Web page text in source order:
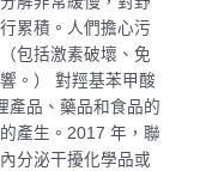
累積。人們擔心污
包括激素破壞、免
。） 對羥基苯甲酸
產品、藥品和食品的
產生。2017 年，聯
分泌干擾化學品或